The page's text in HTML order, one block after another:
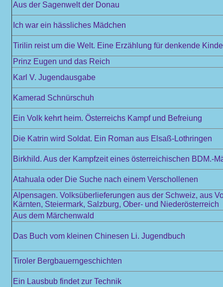
Aus der Sagenwelt der Donau
Ich war ein hässliches Mädchen
Tirilin reist um die Welt. Eine Erzählung für denkende
Prinz Eugen und das Reich
Karl V. Jugendausgabe
Kamerad Schnürschuh
Ein Volk kehrt heim. Österreichs Kampf und Befreiung
Die Katrin wird Soldat. Ein Roman aus Elsaß-Lothringen
Birkhild. Aus der Kampfzeit eines österreichischen BDM.-
Atahuala oder Die Suche nach einem Verschollenen
Alpensagen. Volksüberlieferungen aus der Schweiz, aus
Kärnten, Steiermark, Salzburg, Ober- und Niederösterreich
Aus dem Märchenwald
Das Buch vom kleinen Chinesen Li. Jugendbuch
Tiroler Bergbauerngeschichten
Ein Lausbub findet zur Technik